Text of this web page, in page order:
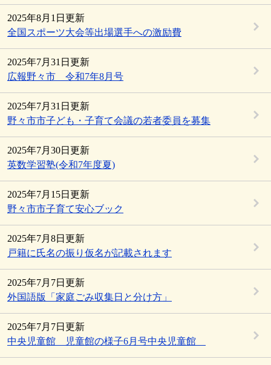
2025年8月1日更新
全国スポーツ大会等出場選手への激励費
2025年7月31日更新
広報野々市 令和7年8月号
2025年7月31日更新
野々市市子ども・子育て会議の若者委員を募集
2025年7月30日更新
英数学習塾(令和7年度夏)
2025年7月15日更新
野々市市子育て安心ブック
2025年7月8日更新
戸籍に氏名の振り仮名が記載されます
2025年7月7日更新
外国語版「家庭ごみ収集日と分け方」
2025年7月7日更新
中央児童館 児童館の様子6月号中央児童館